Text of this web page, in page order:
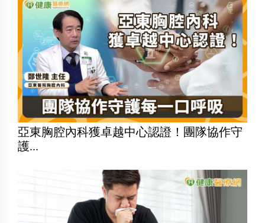
亞東胸腔內科獲卓越中心認證！團隊協作守
護...